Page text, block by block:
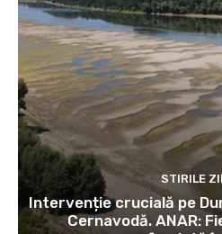
STIRILE
Intervenție crucială pe
Cernavodă. ANAR: